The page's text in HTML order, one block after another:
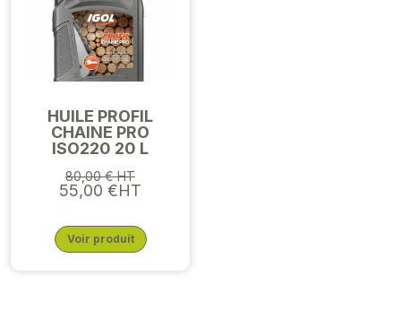
HUILE PROFIL
CHAINE PRO
ISO220 20 L
80,00 € HT
55,00 €HT
Voir produit